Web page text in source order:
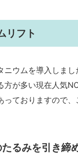
リフト
ウムを導入しまし
が多い現在人気
っておりますので
るみを引き締